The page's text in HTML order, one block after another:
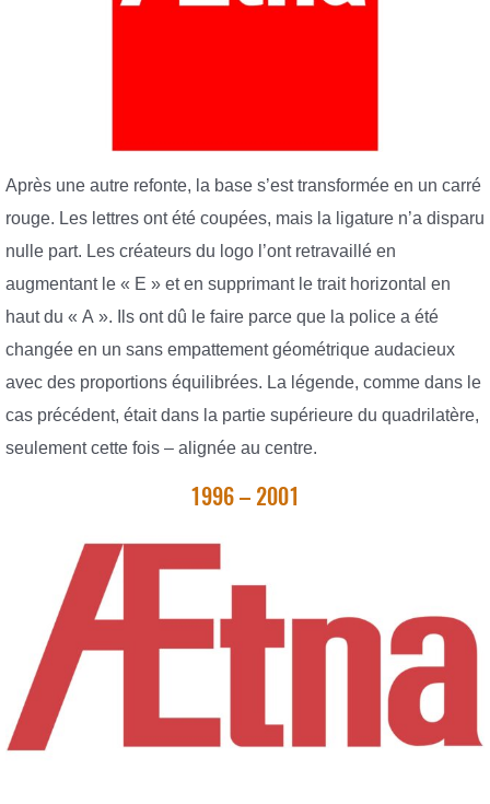
Après une autre refonte, la base s’est transformée en un carré
rouge. Les lettres ont été coupées, mais la ligature n’a disparu
nulle part. Les créateurs du logo l’ont retravaillé en
augmentant le « E » et en supprimant le trait horizontal en
haut du « A ». Ils ont dû le faire parce que la police a été
changée en un sans empattement géométrique audacieux
avec des proportions équilibrées. La légende, comme dans le
cas précédent, était dans la partie supérieure du quadrilatère,
seulement cette fois – alignée au centre.
1996 – 2001